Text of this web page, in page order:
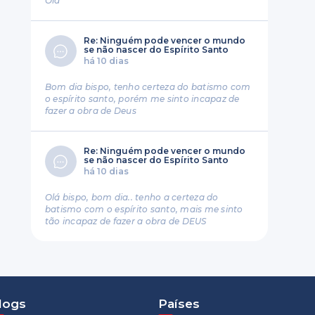
Re: Ninguém pode vencer o mundo
se não nascer do Espírito Santo
há 10 dias
Bom dia bispo, tenho certeza do batismo com
o espírito santo, porém me sinto incapaz de
fazer a obra de Deus
Re: Ninguém pode vencer o mundo
se não nascer do Espírito Santo
há 10 dias
Olá bispo, bom dia.. tenho a certeza do
batismo com o espírito santo, mais me sinto
tão incapaz de fazer a obra de DEUS
Países